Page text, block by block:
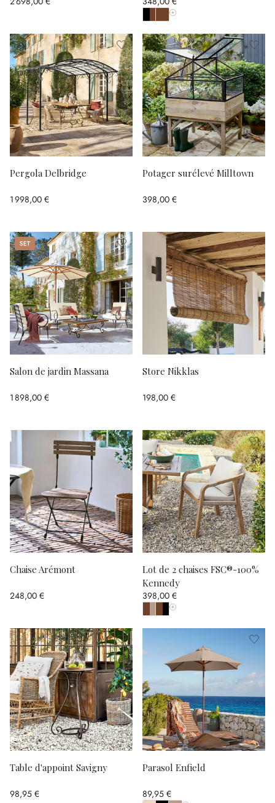
Afficher toutes les couleurs
Pergola Delbridge
1 998,00 €
Potager surélevé Milltown
398,00 €
Set
Salon de jardin Massana
1 898,00 €
Store Nikklas
198,00 €
Chaise Arémont
248,00 €
Lot de 2 chaises FSC®-100%
Kennedy
398,00 €
Afficher toutes les couleurs
Table d'appoint Savigny
98,95 €
Parasol Enfield
89,95 €